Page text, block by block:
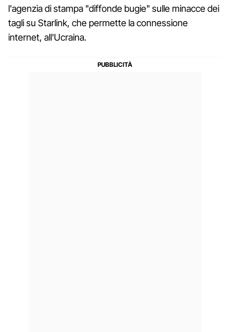
l'agenzia di stampa "diffonde bugie" sulle minacce dei
tagli su Starlink, che permette la connessione
internet, all'Ucraina.